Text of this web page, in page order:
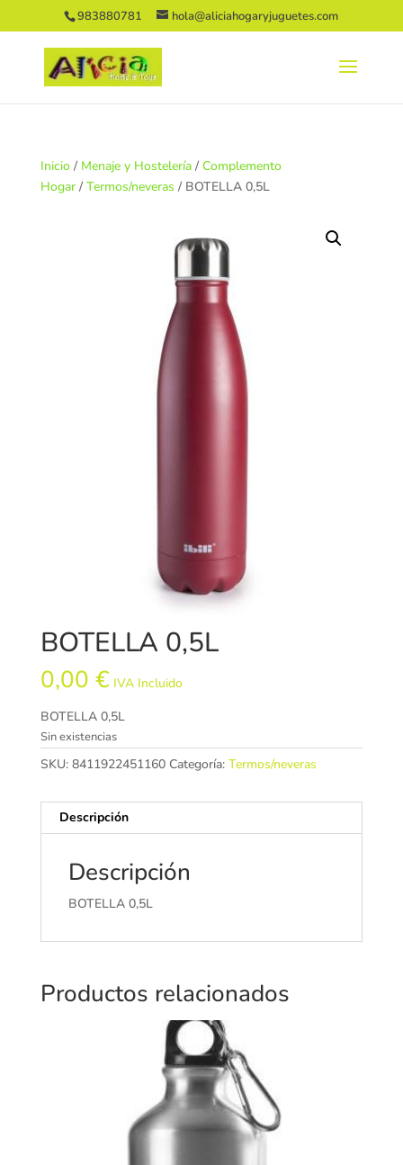
983880781 hola@aliciahogaryjuguetes.com
Inicio/ Menaje y Hostelería/ Complemento
Hogar/ Termos/neveras / BOTELLA 0,5L
BOTELLA 0,5L
0,00 € IVA Incluido
BOTELLA 0,5L
Sin existencias
SKU: 8411922451160 Categoría: Termos/neveras
Descripción
Descripción
BOTELLA 0,5L
Productos relacionados